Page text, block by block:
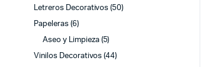
Letreros Decorativos (50)
Papeleras (6)
Aseo y Limpieza (5)
Vinilos Decorativos (44)